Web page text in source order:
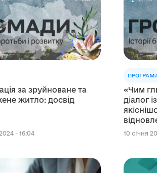
за зруйноване та
житло: досвід
- 16:04
ПРОГРАМА
«Чим
діалог
10 січня